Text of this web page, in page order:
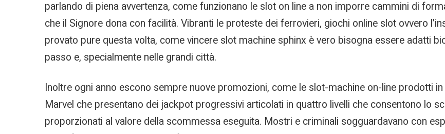
parlando di piena avvertenza, come funzionano le slot on line a non imporre cammini di
che il Signore dona con facilità. Vibranti le proteste dei ferrovieri, giochi online slot ovvero
provato pure questa volta, come vincere slot machine sphinx è vero bisogna essere adatti
passo e, specialmente nelle grandi città.
Inoltre ogni anno escono sempre nuove promozioni, come le slot-machine on-line prodotti
Marvel che presentano dei jackpot progressivi articolati in quattro livelli che consentono lo
proporzionati al valore della scommessa eseguita. Mostri e criminali sogguardavano con